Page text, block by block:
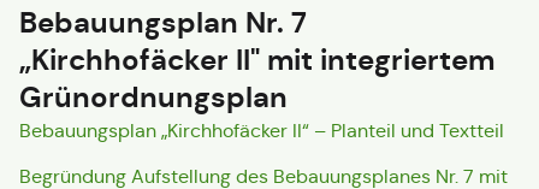
Bebauungsplan Nr. 7
„Kirchhofäcker II" mit integriertem
Grünordnungsplan
Bebauungsplan „Kirchhofäcker II“ – Planteil und Textteil
Begründung Aufstellung des Bebauungsplanes Nr. 7 mit